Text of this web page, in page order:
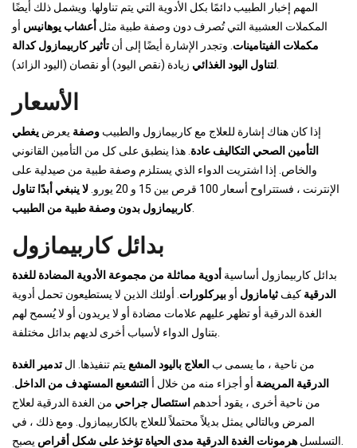
المهم إخبار الطبيب دائمًا بكل الأدوية التي يتم تناولها. ويشمل ذلك أيضًا
المكملات العشبية التي تُصرف دون وصفة طبية مثل أعشاب يوهانيس أو
مكملات الفيتامينات . وتجدر الإشارة أيضًا إلى أن تأثير كاربيمازول كدالة
لتناول اليود الغذائي
الأسعار
إذا كان هناك إشارة للعلاج مع كاربيمازول والطبيب وصفة يعرض يغطي
التأمين الصحي التكاليف عادة . هذا ينطبق على كل من التأمين القانوني
والخاص. إذا اشتريت الدواء الذي يستلزم وصفة طبية من صيدلية على
الإنترنت ، فستتراوح أسعار 100 قرص بين 15 و 20 يورو.
لا ينبغي أبدًا تناول
كاربيمازول بدون وصفة طبية من الطبيب.
بدائل كاربيمازول
بدائل كاربيمازول أساسية أدوية مماثلة من مجموعة الأدوية المضادة للغدة
الدرقية كيف ثيامازول أو بيركلورات . أولئك الذين لا يستطيعون تحمل أدوية
الغدة الدرقية أو تظهر عليهم علامات مضادة أو لا يريدون أو لا يُسمح لهم
من ناحية ، ما يسمى ب العلاج باليود المشع يتم تنفيذها. ال تدمير الغدة
الدرقية المريضة أو أجزاء منه من خلال أ التشعيع المستهدف من الداخل
من ناحية أخرى ، يقود أحدهم استئصال جراحي من الغدة الدرقية لعلاج
المرض وبالتالي يمثل بديلاً محتملاً للعلاج بالكاربيمازول. ومع ذلك ، في
التسلسل هرمونات الغدة الدرقية مدى الحياة تؤخذ على شكل أقراص